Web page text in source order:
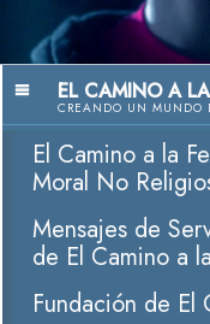
EL CAMINO A
CREANDO UN MUNDO
El Camino a la
Moral No
Mensajes de
de El Camino a
Fundación de El